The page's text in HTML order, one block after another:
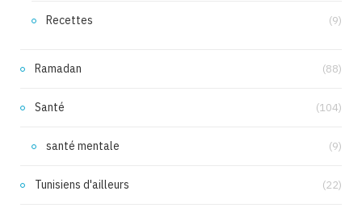
Recettes (9)
Ramadan (88)
Santé (104)
santé mentale (9)
Tunisiens d'ailleurs (22)